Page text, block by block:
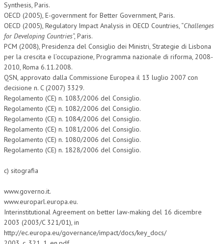
Synthesis, Paris.
OECD (2005), E-government for Better Government, Paris.
OECD (2005), Regulatory Impact Analysis in OECD Countries, “Challenges
for Developing Countries“, Paris.
PCM (2008), Presidenza del Consiglio dei Ministri, Strategie di Lisbona
per la crescita e l’occupazione, Programma nazionale di riforma, 2008-
2010, Roma 6.11.2008.
QSN, approvato dalla Commissione Europea il 13 luglio 2007 con
decisione n. C (2007) 3329.
Regolamento (CE) n. 1083/2006 del Consiglio.
Regolamento (CE) n. 1082/2006 del Consiglio.
Regolamento (CE) n. 1084/2006 del Consiglio.
Regolamento (CE) n. 1081/2006 del Consiglio.
Regolamento (CE) n. 1080/2006 del Consiglio.
Regolamento (CE) n. 1828/2006 del Consiglio.
c) sitografia
www.governo.it.
www.europarl.europa.eu.
Interinstitutional Agreement on better law-making del 16 dicembre
2003 (2003/C 321/01), in
http://ec.europa.eu/governance/impact/docs/key_docs/